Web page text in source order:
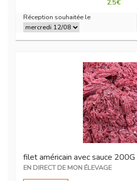
2.5€
Réception souhaitée le
filet américain avec sauce 200G
EN DIRECT DE MON ÉLEVAGE